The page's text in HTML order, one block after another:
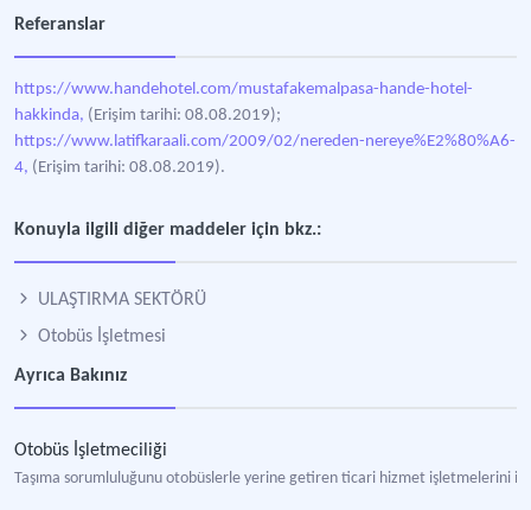
Referanslar
https://www.handehotel.com/mustafakemalpasa-hande-hotel-
hakkinda, (Erişim tarihi: 08.08.2019);
https://www.latifkaraali.com/2009/02/nereden-nereye%E2%80%A6-
4, (Erişim tarihi: 08.08.2019).
Konuyla ilgili diğer maddeler için bkz.:
ULAŞTIRMA SEKTÖRÜ
Otobüs İşletmesi
Ayrıca Bakınız
Otobüs İşletmeciliği
Taşıma sorumluluğunu otobüslerle yerine getiren ticari hizmet işletmelerini